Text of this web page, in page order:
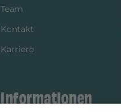
Team
Kontakt
Karriere
Informationen